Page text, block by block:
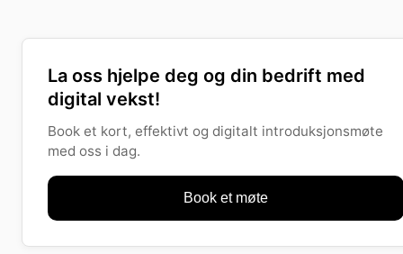
La oss hjelpe deg og din bedrift med
digital vekst!
Book et kort, effektivt og digitalt introduksjonsmøte
med oss i dag.
Book et møte